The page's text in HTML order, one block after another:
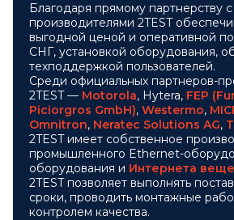
Благодаря прямому партнерству
производителями 2TEST
выгодной ценой и оперативной
СНГ, установкой оборудования,
техподдержкой пользователей.
Среди официальных партнеров-
2TEST — Motorola, Hytera, FEP
Piciorgros GmbH), Westermo,
Omnitron, Neratec Solutions AG,
2TEST имеет собственное
промышленного Ethernet-
оборудования и Интернета
2TEST позволяет выполнять
сроки, проводить монтажные
контролем качества.